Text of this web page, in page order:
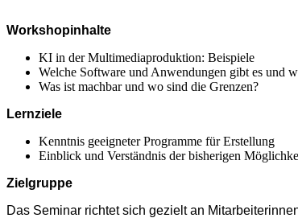
Workshopinhalte
KI in der Multimediaproduktion: Beispiele
Welche Software und Anwendungen gibt es und
Was ist machbar und wo sind die Grenzen?
Lernziele
Kenntnis geeigneter Programme für Erstellung
Einblick und Verständnis der bisherigen
Zielgruppe
Das Seminar richtet sich gezielt an